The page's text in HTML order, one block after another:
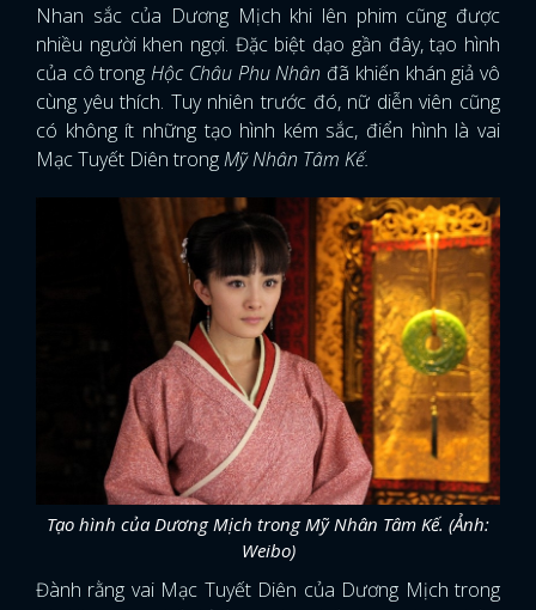
Nhan sắc của Dương Mịch khi lên phim cũng được
nhiều người khen ngợi. Đặc biệt dạo gần đây, tạo hình
của cô trongHộc Châu Phu Nhân đã khiến khán giả vô
cùng yêu thích. Tuy nhiên trước đó, nữ diễn viên cũng
có không ít những tạo hình kém sắc, điển hình là vai
Mạc Tuyết Diên trongMỹ Nhân Tâm Kế.
Tạo hình của Dương Mịch trong Mỹ Nhân Tâm Kế. (Ảnh:
Weibo)
Đành rằng vai Mạc Tuyết Diên của Dương Mịch trong